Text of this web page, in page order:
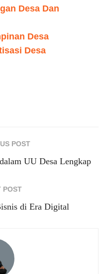
Desa Dan
Desa
Desa
POST
UU Desa Lengkap
POST
di Era Digital